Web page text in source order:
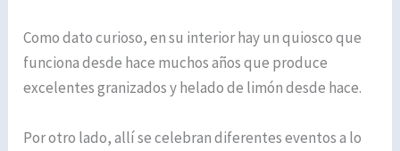
Como dato curioso, en su interior hay un quiosco que
funciona desde hace muchos años que produce
excelentes granizados y helado de limón desde hace.
Por otro lado, allí se celebran diferentes eventos a lo